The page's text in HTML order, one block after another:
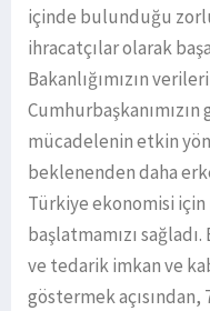
içinde bulunduğu
ihracatçılar olarak
Bakanlığımızın
mücadelenin etkin
beklenenden daha
Türkiye ekonomisi için
başlatmamızı
ve tedarik imkan ve
göstermek açısından,